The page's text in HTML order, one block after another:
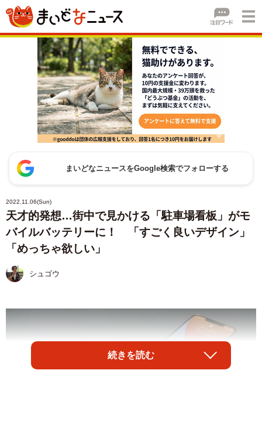
まいどなニュースをGoogle検索でフォローする
2022.11.06(Sun)
天才的発想…街中で見かける「駐車場看板」がモ
バイルバッテリーに！ 「すごく良いデザイン」
「めっちゃ欲しい」
シュゴウ
続きを読む